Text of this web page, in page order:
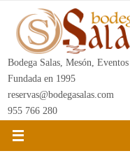
contenido
Bodega Salas, Mesón, Eventos
Fundada en 1995
reservas@bodegasalas.com
955 766 280